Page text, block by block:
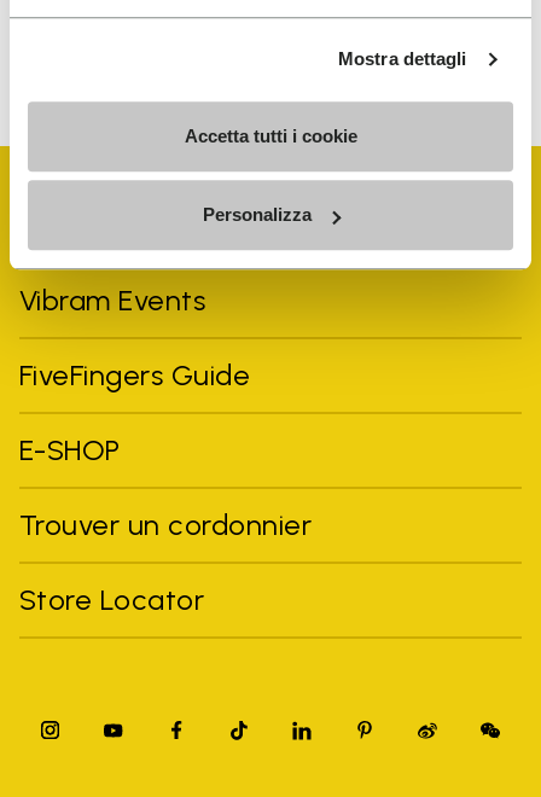
Mostra dettagli
Accetta tutti i cookie
Personalizza
consulter notre Politique de confidentialité. Vous pouvez vous
Vibram Events
FiveFingers Guide
E-SHOP
Trouver un cordonnier
Store Locator